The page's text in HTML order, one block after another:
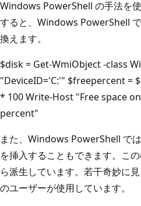
Windows PowerShell の手法を
すると、Windows PowerShell
換えます。
$disk = Get-WmiObject -class
"DeviceID='C:'" $freepercent =
* 100 Write-Host "Free space
percent"
また、Windows PowerShell で
を挿入することもできます。こ
ら派生しています。若干奇妙に
のユーザーが使用しています。